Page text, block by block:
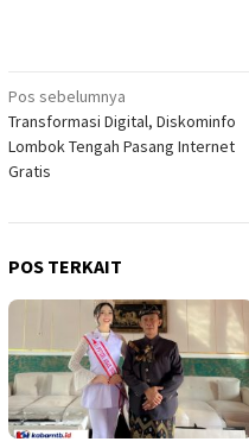
Navigasi
pos
Pos sebelumnya
Transformasi Digital, Diskominfo
Lombok Tengah Pasang Internet
Gratis
POS TERKAIT